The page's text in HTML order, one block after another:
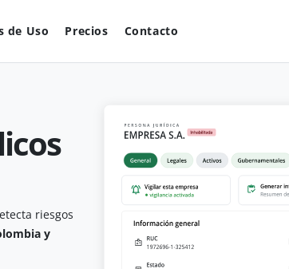
de Uso Precios Contacto
riesgos
y